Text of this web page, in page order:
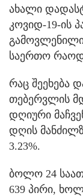
ახალი
კოვიდ-19-ის
საერთო
რაც შეეხება
თებერვლის
დღიური
დღის
3.23%.
ბოლო 24
639 პირი,